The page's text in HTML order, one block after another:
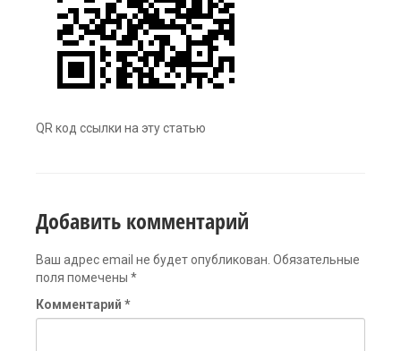
QR код ссылки на эту статью
Добавить комментарий
Ваш адрес email не будет опубликован. Обязательные
поля помечены *
Комментарий *